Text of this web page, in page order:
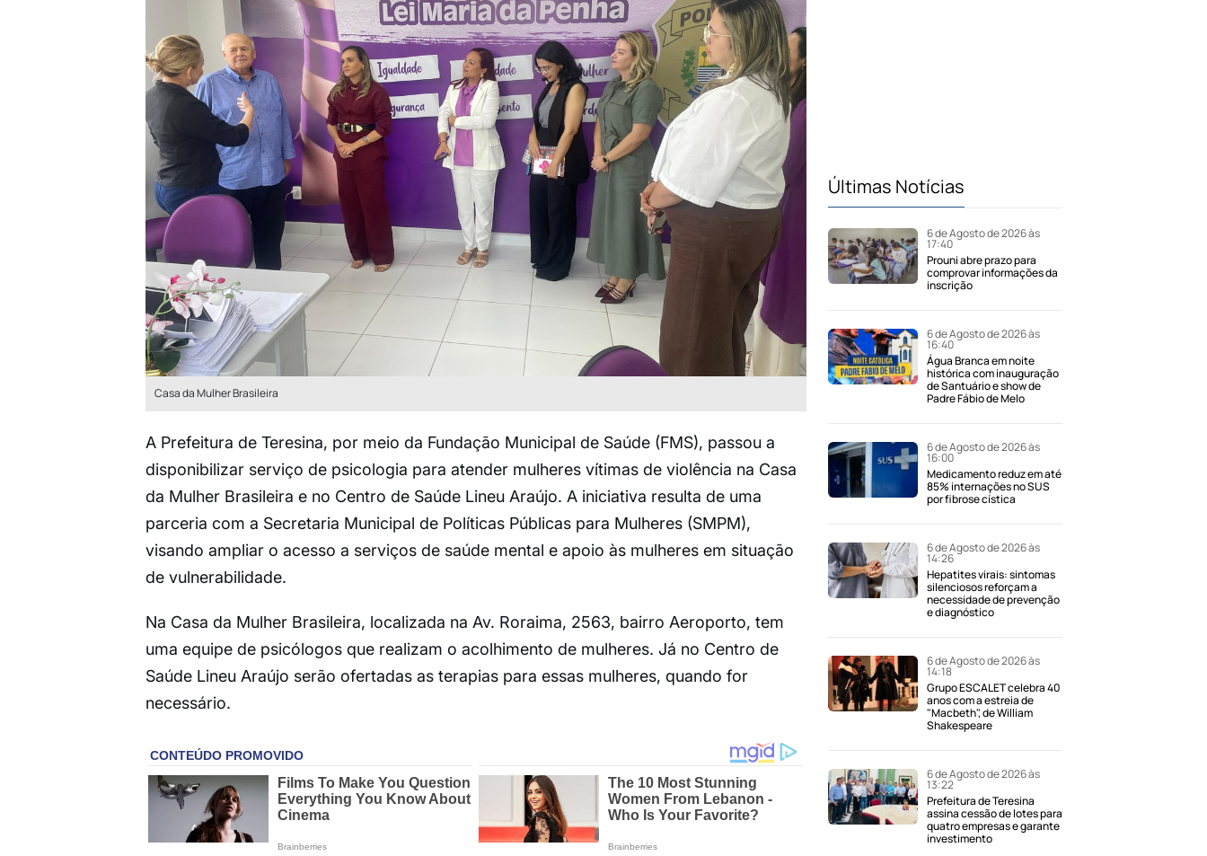
Casa da Mulher Brasileira
A Prefeitura de Teresina, por meio da Fundação Municipal de Saúde (FMS), passou a
disponibilizar serviço de psicologia para atender mulheres vítimas de violência na Casa
da Mulher Brasileira e no Centro de Saúde Lineu Araújo. A iniciativa resulta de uma
parceria com a Secretaria Municipal de Políticas Públicas para Mulheres (SMPM),
visando ampliar o acesso a serviços de saúde mental e apoio às mulheres em situação
de vulnerabilidade.
Na Casa da Mulher Brasileira, localizada na Av. Roraima, 2563, bairro Aeroporto, tem
uma equipe de psicólogos que realizam o acolhimento de mulheres. Já no Centro de
Saúde Lineu Araújo serão ofertadas as terapias para essas mulheres, quando for
necessário.
Últimas Notícias
6 de Agosto de 2026 às
17:40
Prouni abre prazo para
comprovar informações da
inscrição
6 de Agosto de 2026 às
16:40
Água Branca em noite
histórica com inauguração
de Santuário e show de
Padre Fábio de Melo
6 de Agosto de 2026 às
16:00
Medicamento reduz em até
85% internações no SUS
por fibrose cística
6 de Agosto de 2026 às
14:26
Hepatites virais: sintomas
silenciosos reforçam a
necessidade de prevenção
e diagnóstico
6 de Agosto de 2026 às
14:18
Grupo ESCALET celebra 40
anos com a estreia de
"Macbeth", de William
Shakespeare
6 de Agosto de 2026 às
13:22
Prefeitura de Teresina
assina cessão de lotes para
quatro empresas e garante
investimento